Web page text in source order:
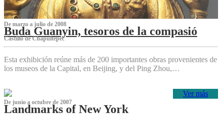
De marzo a julio de 2008
Buda Guanyin, tesoros de la compasió
Castillo de Chapultepec
Esta exhibición reúne más de 200 importantes obras provenientes de
los museos de la Capital, en Beijing, y del Ping Zhou,…
Ver más
De junio a octubre de 2007
Landmarks of New York